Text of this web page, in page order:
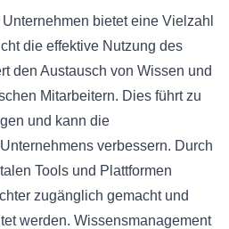
bietet eine Vielzahl
die effektive Nutzung des
den Austausch von Wissen und
Mitarbeitern. Dies führt zu
und kann die
verbessern. Durch
Tools und Plattformen
zugänglich gemacht und
werden. Wissensmanagement